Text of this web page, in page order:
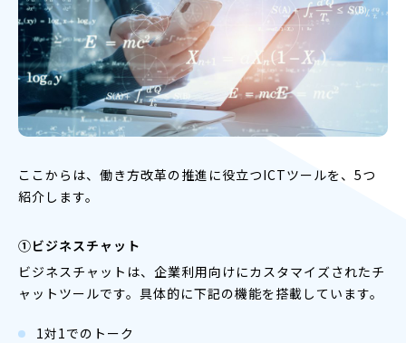
ここからは、働き方改革の推進に役立つICTツールを、5つ
紹介します。
①ビジネスチャット
ビジネスチャットは、企業利用向けにカスタマイズされたチ
ャットツールです。具体的に下記の機能を搭載しています。
1対1でのトーク